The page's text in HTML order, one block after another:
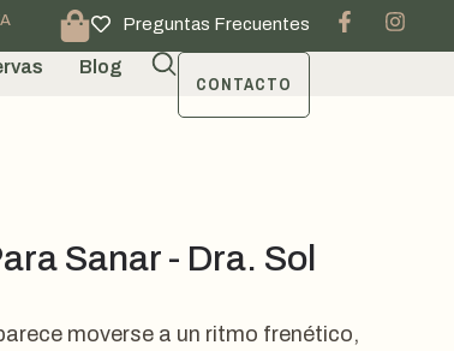
Preguntas Frecuentes
Blog
CONTACTO
Sanar - Dra. Sol
moverse a un ritmo frenético,